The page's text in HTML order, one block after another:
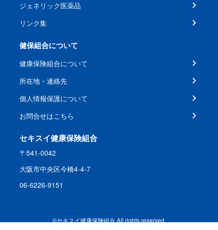
ジェネリック医薬品
リンク集
健保組合について
健康保険組合について
所在地・連絡先
個人情報保護について
お問合せはこちら
セキスイ健康保険組合
〒541-0042
大阪市中央区今橋4-4-7
06-6226-9151
©セキスイ健康保険組合 All rights reserved.